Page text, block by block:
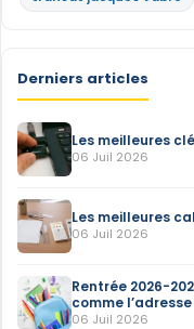
Derniers articles
Les meilleures
06 Juil 2026
Les meilleures
06 Juil 2026
Rentrée 2026-
comme
scolaires
06 Juil 2026